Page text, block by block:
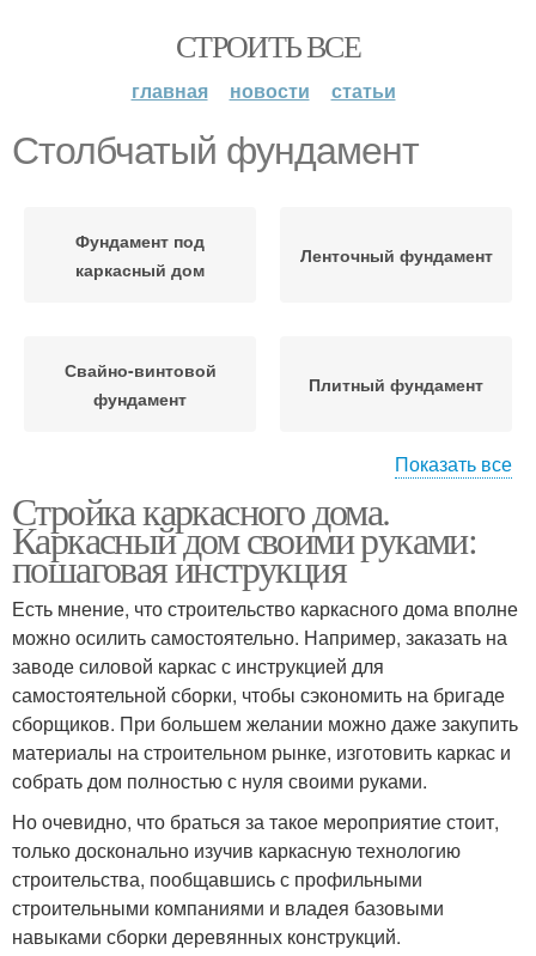
СТРОИТЬ ВСЕ
главная новости статьи
Столбчатый фундамент
Фундамент под
каркасный дом
Ленточный фундамент
Свайно-винтовой
фундамент
Плитный фундамент
Руки от фундамента
деревянного гаража
Фундамент для забора
Фундамент для
веранды
Показать все
Стройка каркасного дома.
Каркасный дом своими руками:
пошаговая инструкция
Есть мнение, что строительство каркасного дома вполне
можно осилить самостоятельно. Например, заказать на
заводе силовой каркас с инструкцией для
самостоятельной сборки, чтобы сэкономить на бригаде
сборщиков. При большем желании можно даже закупить
материалы на строительном рынке, изготовить каркас и
собрать дом полностью с нуля своими руками.
Но очевидно, что браться за такое мероприятие стоит,
только досконально изучив каркасную технологию
строительства, пообщавшись с профильными
строительными компаниями и владея базовыми
навыками сборки деревянных конструкций.